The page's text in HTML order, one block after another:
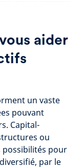
aider
un vaste
pouvant
Capital-
ou
possibilités pour
par le